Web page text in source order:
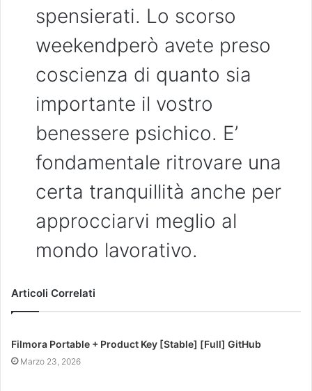
spensierati. Lo scorso
weekendperò avete preso
coscienza di quanto sia
importante il vostro
benessere psichico. E’
fondamentale ritrovare una
certa tranquillità anche per
approcciarvi meglio al
mondo lavorativo.
Articoli Correlati
Filmora Portable + Product Key [Stable] [Full] GitHub
Marzo 23, 2026